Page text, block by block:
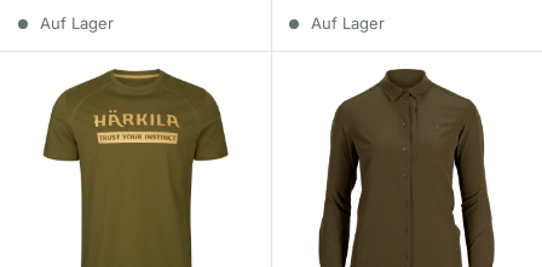
Auf Lager Auf Lager